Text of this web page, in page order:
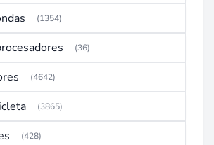
(1354)
(36)
(4642)
(3865)
(428)